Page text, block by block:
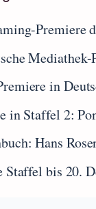
Premiere
in
in Staffel 2:
Hans
Staffel bis 20.